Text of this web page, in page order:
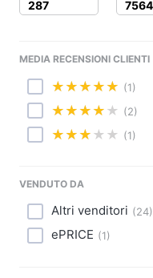
Giocattoli
Prima infanzia
Fotografia
Casalinghi
Animali
MEDIA RECENSIONI CLIENTI
(1)
(2)
(1)
VENDUTO DA
Altri venditori (24)
ePRICE (1)